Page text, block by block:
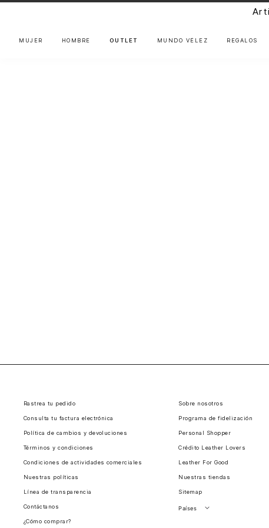
MUJER HOMBRE OUTLET MUNDO VÉLEZ REGALOS
Rastrea tu pedido
Consulta tu factura electrónica
Política de cambios y devoluciones
Términos y condiciones
Condiciones de actividades comerciales
Nuestras políticas
Línea de transparencia
Contáctanos
¿Cómo comprar?
Sobre nosotros
Programa de fidelización
Personal Shopper
Crédito Leather Lovers
Leather For Good
Nuestras tiendas
Sitemap
Países